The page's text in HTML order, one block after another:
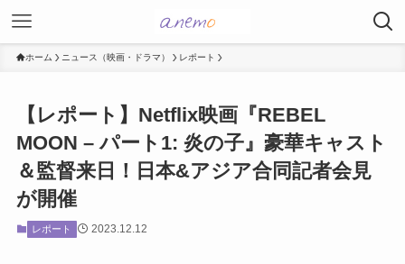
ホーム ニュース（映画・ドラマ） レポート
【レポート】Netflix映画『REBEL
MOON – パート1: 炎の子』豪華キャスト
＆監督来日！日本&アジア合同記者会見
が開催
レポート 2023.12.12